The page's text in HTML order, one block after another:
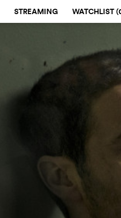
STREAMING WATCHLIST (